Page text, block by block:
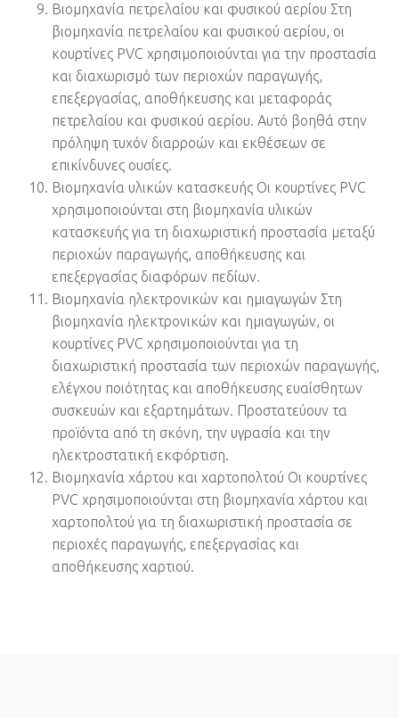
Βιομηχανία πετρελαίου και φυσικού αερίου Στη
βιομηχανία πετρελαίου και φυσικού αερίου, οι
κουρτίνες PVC χρησιμοποιούνται για την προστασία
και διαχωρισμό των περιοχών παραγωγής,
επεξεργασίας, αποθήκευσης και μεταφοράς
πετρελαίου και φυσικού αερίου. Αυτό βοηθά στην
πρόληψη τυχόν διαρροών και εκθέσεων σε
επικίνδυνες ουσίες.
Βιομηχανία υλικών κατασκευής Οι κουρτίνες PVC
χρησιμοποιούνται στη βιομηχανία υλικών
κατασκευής για τη διαχωριστική προστασία μεταξύ
περιοχών παραγωγής, αποθήκευσης και
επεξεργασίας διαφόρων πεδίων.
Βιομηχανία ηλεκτρονικών και ημιαγωγών Στη
βιομηχανία ηλεκτρονικών και ημιαγωγών, οι
κουρτίνες PVC χρησιμοποιούνται για τη
διαχωριστική προστασία των περιοχών παραγωγής,
ελέγχου ποιότητας και αποθήκευσης ευαίσθητων
συσκευών και εξαρτημάτων. Προστατεύουν τα
προϊόντα από τη σκόνη, την υγρασία και την
ηλεκτροστατική εκφόρτιση.
Βιομηχανία χάρτου και χαρτοπολτού Οι κουρτίνες
PVC χρησιμοποιούνται στη βιομηχανία χάρτου και
χαρτοπολτού για τη διαχωριστική προστασία σε
περιοχές παραγωγής, επεξεργασίας και
αποθήκευσης χαρτιού.